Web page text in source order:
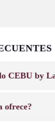
CEBU by
ofrece?